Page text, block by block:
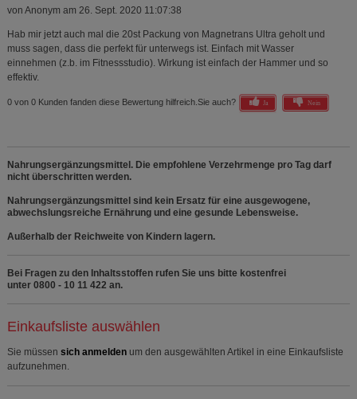
von Anonym am 26. Sept. 2020 11:07:38
Hab mir jetzt auch mal die 20st Packung von Magnetrans Ultra geholt und
muss sagen, dass die perfekt für unterwegs ist. Einfach mit Wasser
einnehmen (z.b. im Fitnessstudio). Wirkung ist einfach der Hammer und so
effektiv.
0 von 0 Kunden fanden diese Bewertung hilfreich. Sie auch? Ja Nein
Nahrungsergänzungsmittel. Die empfohlene Verzehrmenge pro Tag darf
nicht überschritten werden.
Nahrungsergänzungsmittel sind kein Ersatz für eine ausgewogene,
abwechslungsreiche Ernährung und eine gesunde Lebensweise.
Außerhalb der Reichweite von Kindern lagern.
Bei Fragen zu den Inhaltsstoffen rufen Sie uns bitte kostenfrei
unter 0800 - 10 11 422 an.
Einkaufsliste auswählen
Sie müssen sich anmelden um den ausgewählten Artikel in eine Einkaufsliste
aufzunehmen.